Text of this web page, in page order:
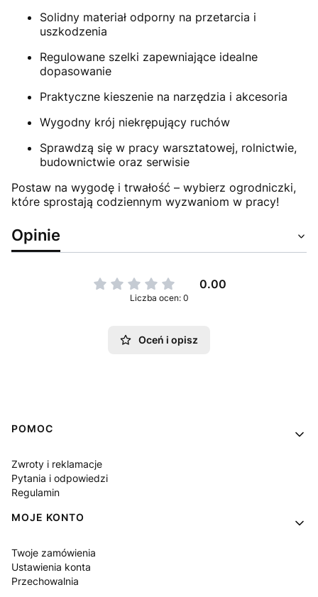
Solidny materiał odporny na przetarcia i
uszkodzenia
Regulowane szelki zapewniające idealne
dopasowanie
Praktyczne kieszenie na narzędzia i akcesoria
Wygodny krój niekrępujący ruchów
Sprawdzą się w pracy warsztatowej, rolnictwie,
budownictwie oraz serwisie
Postaw na wygodę i trwałość – wybierz ogrodniczki,
które sprostają codziennym wyzwaniom w pracy!
Opinie
0.00
Liczba ocen: 0
Oceń i opisz
Linki w stopce
POMOC
Zwroty i reklamacje
Pytania i odpowiedzi
Regulamin
MOJE KONTO
Twoje zamówienia
Ustawienia konta
Przechowalnia